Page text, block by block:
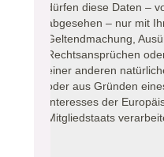
dürfen diese Daten –
abgesehen – nur mit
Geltendmachung,
Rechtsansprüchen
einer anderen
oder aus Gründen
Interesses der
Mitgliedstaats